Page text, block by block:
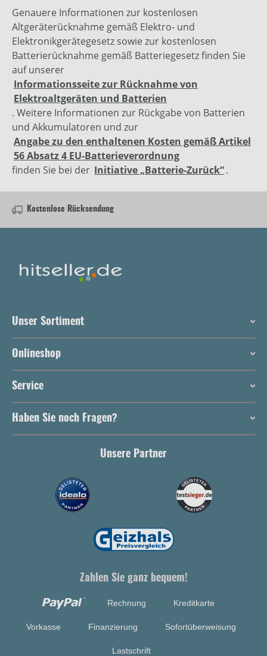
Genauere Informationen zur kostenlosen
Altgeräterücknahme gemäß Elektro- und
Elektronikgerätegesetz sowie zur kostenlosen
Batterierücknahme gemäß Batteriegesetz finden Sie
auf unserer
Informationsseite zur Rücknahme von
Elektroaltgeräten und Batterien
. Weitere Informationen zur Rückgabe von Batterien
und Akkumulatoren und zur
Angabe zu den enthaltenen Kosten gemäß Artikel
56 Absatz 4 EU-Batterieverordnung
finden Sie bei der Initiative „Batterie-Zurück“.
Kostenlose Rücksendung
Unser Sortiment
Onlineshop
Service
Haben Sie noch Fragen?
Unsere Partner
Zahlen Sie ganz bequem!
Rechnung Kreditkarte
Vorkasse Finanzierung Sofortüberweisung
Lastschrift